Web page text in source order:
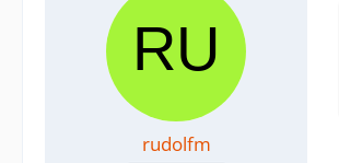
rudolfm